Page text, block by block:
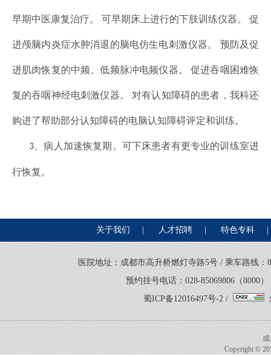
早期中医康复治疗。 可早期床上进行的下肢训练仪器。 促
进颅脑内炎症水肿消退的脑电仿生电刺激仪器。 预防及促
进肌肉恢复的中频、低频脉冲电频仪器。 促进吞咽困难恢
复的吞咽神经电刺激仪器。 对有认知障碍的患者，我科还
购进了帮助部分认知障碍的电脑认知障碍评定和训练。
3、病人加速恢复期。可下床患者有更专业的训练室进
行恢复。
关于我们 人才招聘 特色专科
医院地址：成都市高升桥燃灯寺路5号 / 乘车路线：
预约挂号电话：028-85069806（8000
蜀ICP备12016497号-2 /
Copyright ©